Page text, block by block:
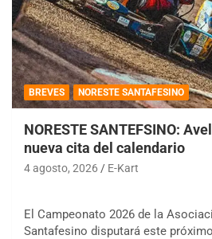
BREVES NORESTE SANTAFESINO
NORESTE SANTEFSINO:
nueva cita del calendario
4 agosto, 2026 E-Kart
El Campeonato 2026 de la
Santafesino disputará este